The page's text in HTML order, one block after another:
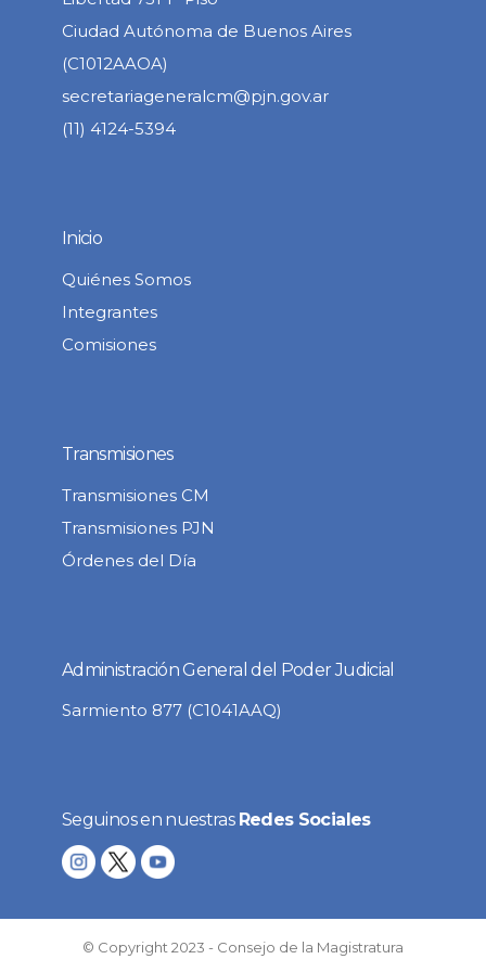
Ciudad Autónoma de Buenos Aires
(C1012AAOA)
secretariageneralcm@pjn.gov.ar
(11) 4124-5394
Inicio
Quiénes Somos
Integrantes
Comisiones
Transmisiones
Transmisiones CM
Transmisiones PJN
Órdenes del Día
Administración General del Poder Judicial
Sarmiento 877 (C1041AAQ)
Seguinos en nuestras Redes Sociales
© Copyright 2023 - Consejo de la Magistratura